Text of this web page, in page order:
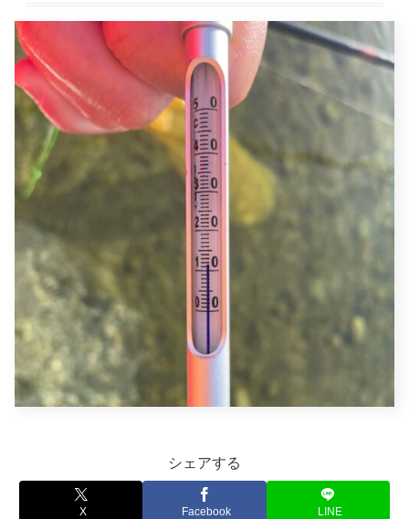
シェアする
X Facebook LINE